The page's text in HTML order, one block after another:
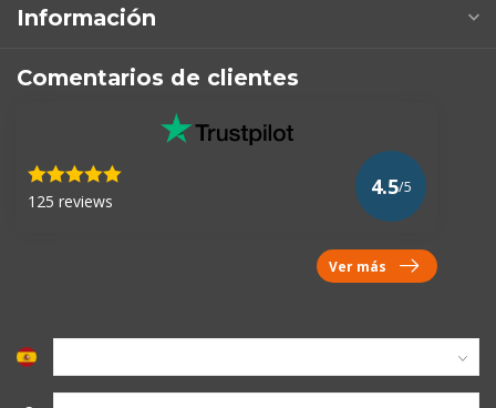
Información
Comentarios de clientes
125 reviews
4.5/5
Ver más